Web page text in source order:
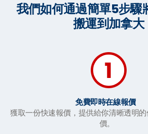
我們如何通過簡單5步驟
搬運到加拿大
免費即時在線報價
獲取一份快速報價，提供給你清晰透明
價。